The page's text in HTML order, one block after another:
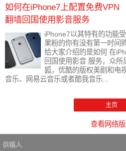
如何在iPhone7上配置免费VPN
翻墙回国使用影音服务
iPhone7以其特有的功能
果粉的你有没有第一时间
给大家介绍的是如何 在
回国使用影音 服务，众
狐，优酷的版权美剧和电
音乐、网易云音乐或者酷我音乐...
主页
查看网络
供稿人